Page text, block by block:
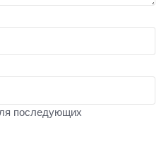
последующих